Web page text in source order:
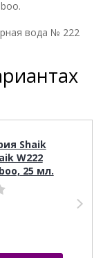
вода № 222
Shaik
W222
25 мл.